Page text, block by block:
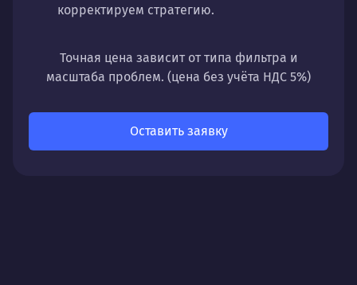
корректируем стратегию.
Результат: Снятие фильтра, восстановление
позиций и возможность дальнейшего
Точная цена зависит от типа фильтра и
масштаба проблем. (цена без учёта НДС 5%)
Оставить заявку